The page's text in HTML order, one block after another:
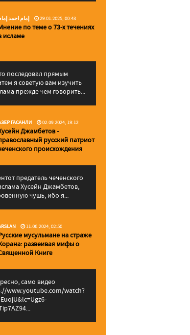
إمام احمد 29.01.2025, 00:43
по теме о 73-х течениях
исламе
последовал прямым
я советую вам изучить
прежде чем говорить...
ГАСАНЛИ 02.09.2024, 19:12
Джамбетов -
русский патриот
происхождения
предатель чеченского
Хусейн Джамбетов,
чушь, ибо я...
11.06.2024, 02:50
мусульмане на страже
pазвеивая мифы о
Книге
само видео
www.youtube.com/watch?